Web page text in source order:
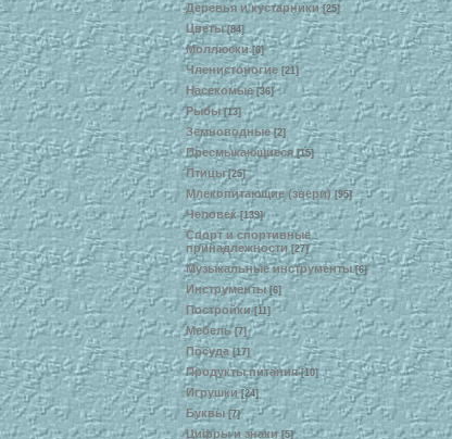
Деревья и кустарники [25]
Цветы [84]
Моллюски [6]
Членистоногие [21]
Насекомые [36]
Рыбы [13]
Земноводные [2]
Пресмыкающиеся [15]
Птицы [25]
Млекопитающие (звери) [95]
Человек [139]
Спорт и спортивные
принадлежности [27]
Музыкальные инструменты [6]
Инструменты [6]
Постройки [11]
Мебель [7]
Посуда [17]
Продукты питания [10]
Игрушки [24]
Буквы [7]
Цифры и знаки [5]